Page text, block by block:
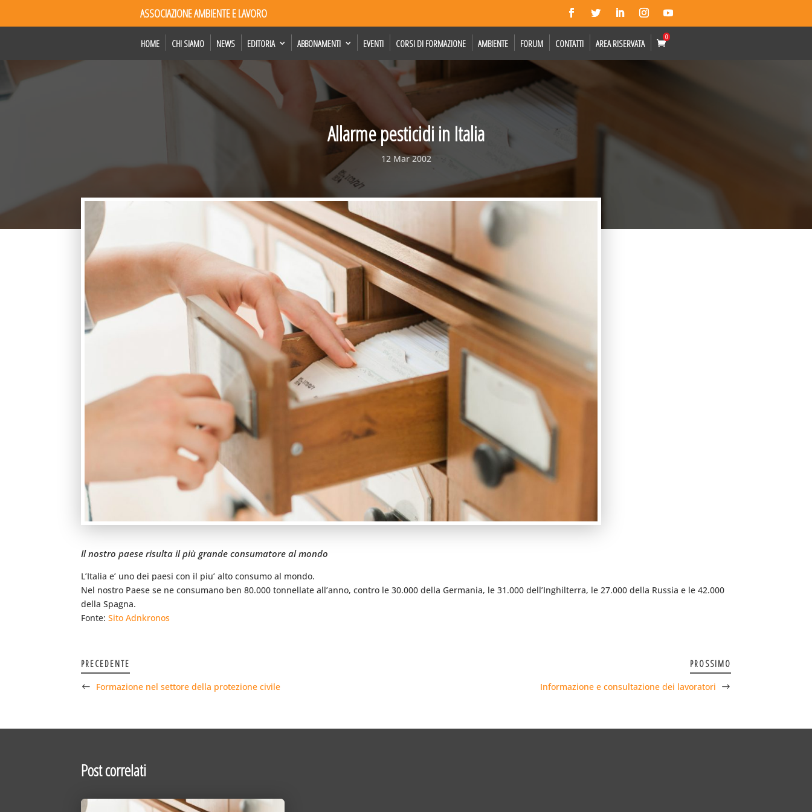
ASSOCIAZIONE AMBIENTE E LAVORO
HOME CHI SIAMO NEWS EDITORIA ABBONAMENTI EVENTI CORSI DI FORMAZIONE AMBIENTE FORUM CONTATTI AREA RISERVATA
0
Allarme pesticidi in Italia
12 Mar 2002
Il nostro paese risulta il più grande consumatore al mondo
L’Italia e’ uno dei paesi con il piu’ alto consumo al mondo.
Nel nostro Paese se ne consumano ben 80.000 tonnellate all’anno, contro le 30.000 della Germania, le 31.000 dell’Inghilterra, le 27.000 della Russia e le 42.000
della Spagna.
Fonte:Sito Adnkronos
PRECEDENTE
Formazione nel settore della protezione civile
PROSSIMO
Informazione e consultazione dei lavoratori
Post correlati